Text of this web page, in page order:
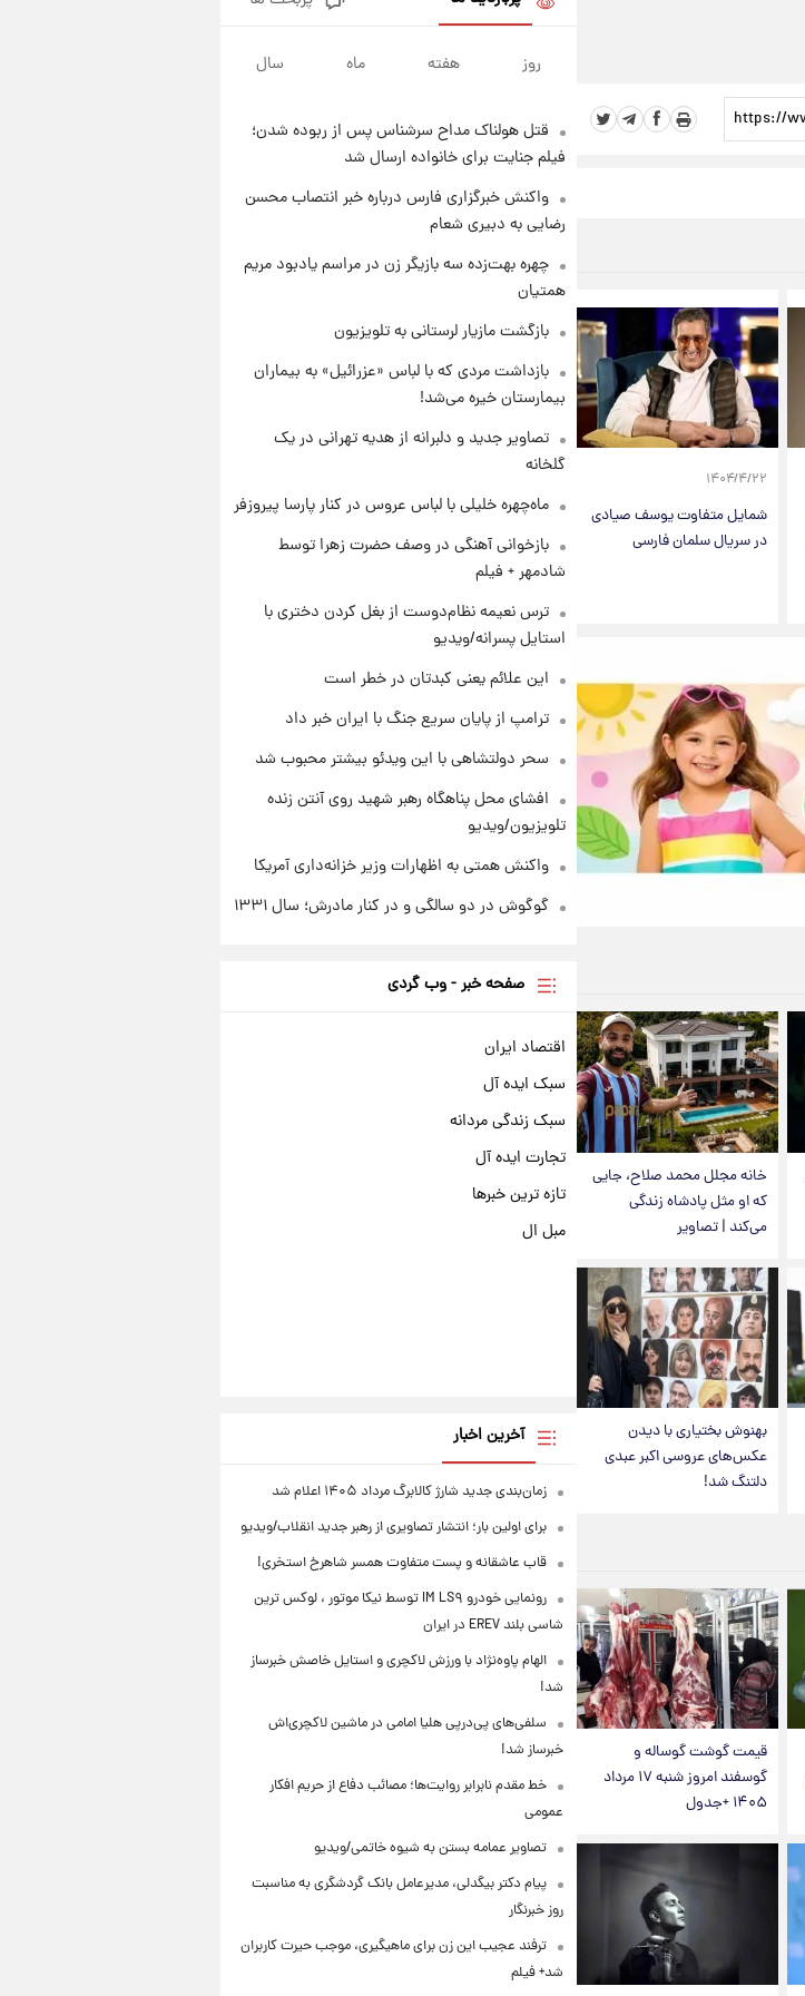
۱۴۰۴/۴/۲۲
شمایل متفاوت یوسف صیادی
در سریال سلمان فارسی
خانه مجلل محمد صلاح، جایی
که او مثل پادشاه زندگی
می‌کند | تصاویر
بهنوش بختیاری با دیدن
عکس‌های عروسی اکبر عبدی
دلتنگ شد!
قیمت گوشت گوساله و
گوسفند امروز شنبه ۱۷ مرداد
۱۴۰۵ +جدول
یک پیش ‌بینی مهم برای قیمت
۱۹ ساعت پیش
۱ روز پیش
تصاویر کمتر دیده‌شده از شهیدان
حاجی‌زاده و باقری؛ فرماندهان
شهید هوافضای ایران
۱ روز پیش
قیمت خودروهای سایپا تغییر کرد؛
لیست قیمت جمعه ۱۶ مرداد
روز هفته ماه سال
قتل هولناک مداح سرشناس پس از ربوده شدن؛
فیلم جنایت برای خانواده ارسال شد
واکنش خبرگزاری فارس درباره خبر انتصاب محسن
رضایی به دبیری شعام
چهره بهت‌زده سه بازیگر زن در مراسم یادبود مریم
همتیان
بازگشت مازیار لرستانی به تلویزیون
بازداشت مردی که با لباس «عزرائیل» به بیماران
بیمارستان خیره می‌شد!
تصاویر جدید و دلبرانه از هدیه تهرانی در یک
گلخانه
ماه‌چهره خلیلی با لباس عروس در کنار پارسا پیروزفر
بازخوانی آهنگی در وصف حضرت زهرا توسط
شادمهر + فیلم
ترس نعیمه نظام‌دوست از بغل کردن دختری با
استایل پسرانه/ویدیو
این علائم یعنی کبدتان در خطر است
ترامپ از پایان سریع جنگ با ایران خبر داد
سحر دولتشاهی با این ویدئو بیشتر محبوب شد
افشای محل پناهگاه‌ رهبر شهید روی آنتن زنده
تلویزیون/ویدیو
واکنش همتی به اظهارات وزیر خزانه‌داری آمریکا
گوگوش در دو سالگی و در کنار مادرش؛ سال ۱۳۳۱
صفحه خبر - وب گردی
اقتصاد ایران
سبک ایده آل
سبک زندگی مردانه
تجارت ایده آل
تازه ترین خبرها
مبل ال
آخرین اخبار
زمان‌بندی جدید شارژ کالابرگ مرداد ۱۴۰۵ اعلام شد
برای اولین بار؛ انتشار تصاویری از رهبر جدید انقلاب/ویدیو
قاب عاشقانه و پست متفاوت همسر شاهرخ استخری!
رونمایی خودرو IM LS۹ توسط نیکا موتور ، لوکس ترین
شاسی بلند EREV در ایران
الهام پاوه‌نژاد با ورزش لاکچری و استایل خاصش خبرساز
شد!
سلفی‌های پی‌درپی هلیا امامی در ماشین لاکچری‌اش
خبرساز شد!
خط مقدم نابرابر روایت‌ها؛ مصائب دفاع از حریم افکار
عمومی
تصاویر عمامه بستن به شیوه خاتمی/ویدیو
پیام دکتر بیگدلی، مدیرعامل بانک گردشگری به مناسبت
روز خبرنگار
ترفند عجیب این زن برای ماهیگیری، موجب حیرت کاربران
شد+ فیلم